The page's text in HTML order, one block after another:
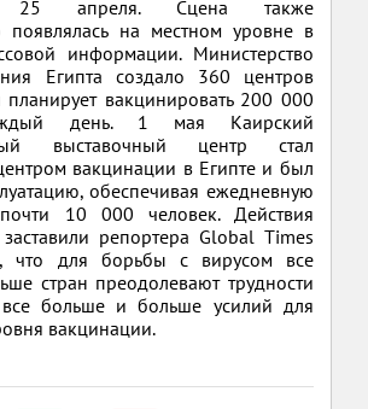
25 апреля. Сцена также
появлялась на местном уровне в
информации. Министерство
Египта создало 360 центров
вакцинировать 200 000
день. 1 мая Каирский
выставочный центр стал
вакцинации в Египте и был
обеспечивая ежедневную
10 000 человек. Действия
репортера Global Times
что для борьбы с вирусом все
стран преодолевают трудности
больше и больше усилий для
вакцинации.